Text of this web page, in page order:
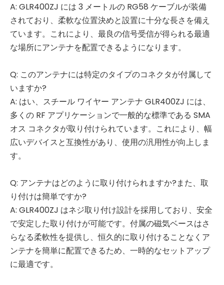
A: GLR400ZJ には 3 メートルの RG58 ケーブルが装備
されており、柔軟な位置決めと設置に十分な長さを備え
ています。これにより、最良の信号受信が得られる最適
な場所にアンテナを配置できるようになります。
Q: このアンテナには特定のタイプのコネクタが付属して
いますか?
A: はい、スチール ワイヤー アンテナ GLR400ZJ には、
多くの RF アプリケーションで一般的な標準である SMA
オス コネクタが取り付けられています。これにより、幅
広いデバイスと互換性があり、使用の汎用性が向上しま
す。
Q: アンテナはどのように取り付けられますか?また、取
り付けは簡​​単ですか?
A: GLR400ZJ はネジ取り付け設計を採用しており、安全
で安定した取り付けが可能です。付属の磁気ベースはさ
らなる柔軟性を提供し、恒久的に取り付けることなくア
ンテナを簡単に配置できるため、一時的なセットアップ
に最適です。